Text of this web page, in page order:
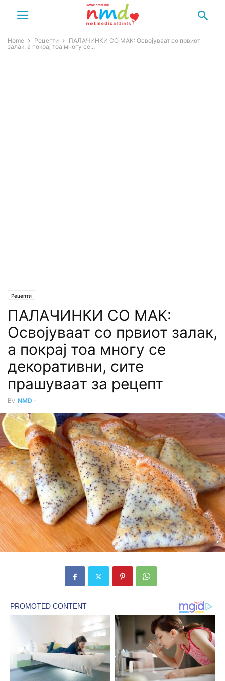
Home Рецепти
ПАЛАЧИНКИ СО МАК: Освојуваат со првиот
залак, а покрај тоа многу се...
Рецепти
ПАЛАЧИНКИ СО МАК:
Освојуваат со првиот залак,
а покрај тоа многу се
декоративни, сите
прашуваат за рецепт
By NMD -